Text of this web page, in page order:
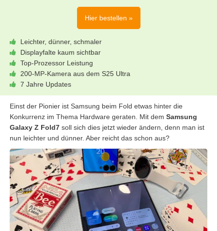
Hier bestellen »
Leichter, dünner, schmaler
Displayfalte kaum sichtbar
Top-Prozessor Leistung
200-MP-Kamera aus dem S25 Ultra
7 Jahre Updates
Einst der Pionier ist Samsung beim Fold etwas hinter die
Konkurrenz im Thema Hardware geraten. Mit dem Samsung
Galaxy Z Fold7 soll sich dies jetzt wieder ändern, denn man ist
nun leichter und dünner. Aber reicht das schon aus?